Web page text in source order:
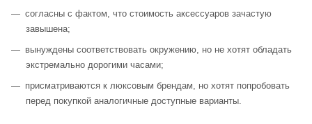
согласны с фактом, что стоимость аксессуаров зачастую
завышена;
вынуждены соответствовать окружению, но не хотят обладать
экстремально дорогими часами;
присматриваются к люксовым брендам, но хотят попробовать
перед покупкой аналогичные доступные варианты.